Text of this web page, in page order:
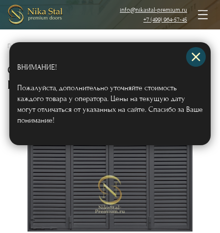
info@nikastal-premium.ru
+7 (499) 964-57-45
Главная
Складные жалюзийные ставни (цвет
RAL 7024)Арт587
ВНИМАНИЕ!
Пожалуйста, дополнительно уточняйте стоимость
каждого товара у оператора. Цены на текущую дату
могут отличаться от указанных на сайте. Спасибо за Ваше
понимание!